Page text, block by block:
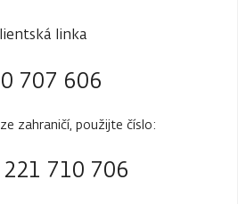
linka
707 606
zahraničí, použijte číslo:
710 706